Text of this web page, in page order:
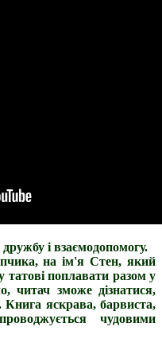
і взаємодопомогу.
на ім'я Стен, який
татові поплавати разом у
зможе дізнатися,
Книга яскрава, барвиста,
чудовими